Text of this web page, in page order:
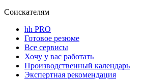
Соискателям
hh PRO
Готовое резюме
Все сервисы
Хочу у вас работать
Производственный календарь
Экспертная рекомендация